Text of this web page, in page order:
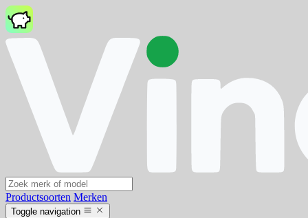
Productsoorten Merken
Toggle navigation